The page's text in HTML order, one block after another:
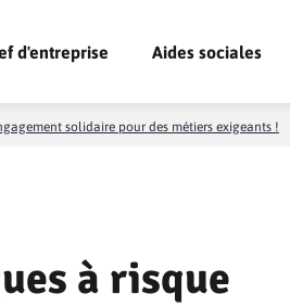
d'entreprise Aides sociales
solidaire pour des métiers exigeants !
à risque